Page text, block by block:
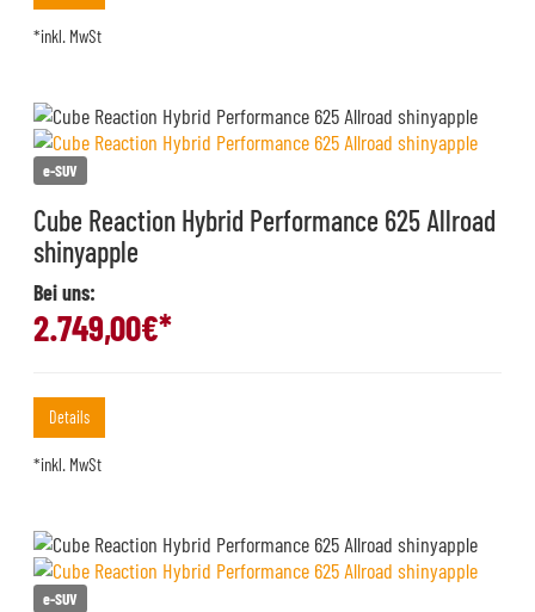
*inkl. MwSt
e-SUV
Cube Reaction Hybrid Performance 625 Allroad
shinyapple
Bei uns:
2.749,00€*
Details
*inkl. MwSt
e-SUV